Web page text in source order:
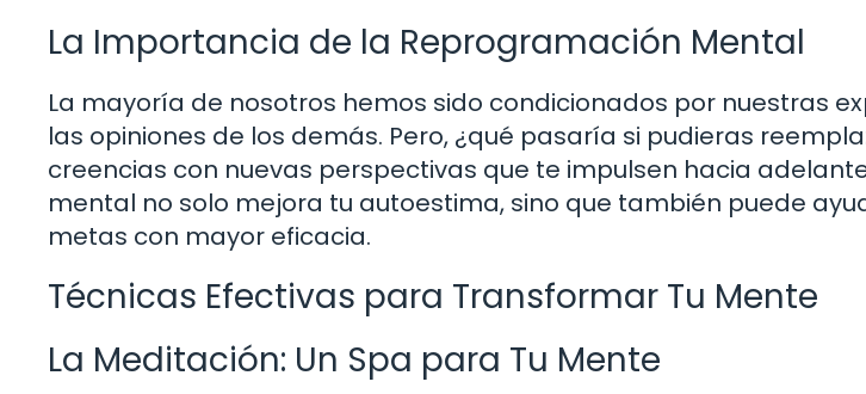
La Importancia de la Reprogramación Mental
La mayoría de nosotros hemos sido condicionados por nuestras
las opiniones de los demás. Pero, ¿qué pasaría si pudieras
creencias con nuevas perspectivas que te impulsen hacia
mental no solo mejora tu autoestima, sino que también puede
metas con mayor eficacia.
Técnicas Efectivas para Transformar Tu Mente
La Meditación: Un Spa para Tu Mente